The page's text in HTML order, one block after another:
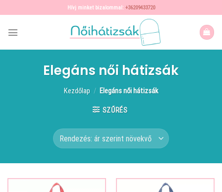
to
content
Hívj minket bizalommal: +36209433720
Elegáns női hátizsák
Kezdőlap / Elegáns női hátizsák
SZŰRÉS